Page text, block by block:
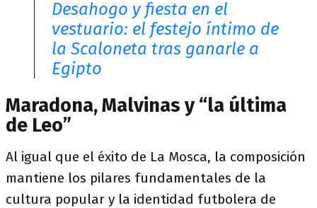
Desahogo y fiesta en el
vestuario: el festejo íntimo de
la Scaloneta tras ganarle a
Egipto
Maradona, Malvinas y “la última
de Leo”
Al igual que el éxito de La Mosca, la composición
mantiene los pilares fundamentales de la
cultura popular y la identidad futbolera de